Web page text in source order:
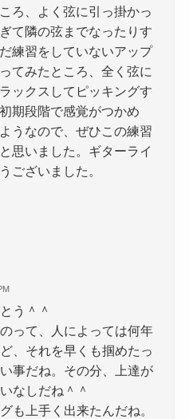
ろ、よく弦に引っ掛かっ
て隣の弦までなったりす
練習をしていないアップ
てみたところ、全く弦に
ックスしてピッキングす
期段階で感覚がつかめ
うなので、ぜひこの練習
思いました。ギターライ
ございました。
う＾＾
って、人によっては何年
、それを早くも掴めたっ
事だね。その分、上達が
なしだね＾＾
も上手く出来たんだね。